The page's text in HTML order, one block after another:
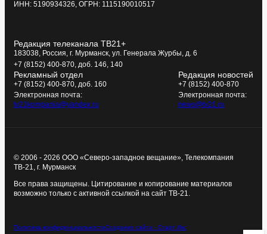
ИНН: 5190934326, ОГРН: 1115190010517
Редакция телеканала ТВ21+
183038, Россия, г. Мурманск, ул. Генерала Журбы, д. 6
+7 (8152) 400-870, доб. 146, 140
Рекламный отдел
+7 (8152) 400-870, доб. 160
Электронная почта:
tv21kompania@yandex.ru
Редакция новостей
+7 (8152) 400-870
Электронная почта:
news@tv21.ru
© 2006 - 2026 ООО «Северо-западное вещание», Телекомпания
ТВ-21, г. Мурманск
Все права защищены. Цитирование и копирование материалов
возможно только с активной ссылкой на сайт ТВ-21.
Политика конфиденциальностиСоздание сайта - Старт Икс